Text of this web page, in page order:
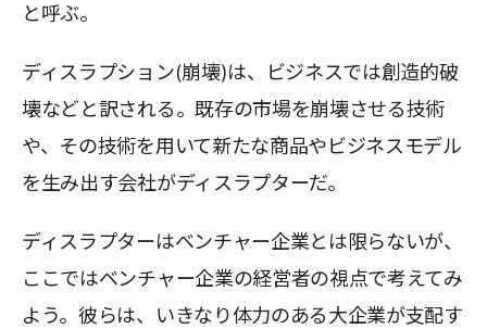
と呼ぶ。
ディスラプション(崩壊)は、ビジネスでは創造的破
壊などと訳される。既存の市場を崩壊させる技術
や、その技術を用いて新たな商品やビジネスモデル
を生み出す会社がディスラプターだ。
ディスラプターはベンチャー企業とは限らないが、
ここではベンチャー企業の経営者の視点で考えてみ
よう。彼らは、いきなり体力のある大企業が支配す